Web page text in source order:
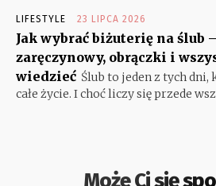
LIFESTYLE 23 LIPCA 2026
Jak wybrać biżuterię na ślub
zaręczynowy, obrączki i
wiedzieć Ślub to jeden z tych
całe życie. I choć liczy się przede
Może Ci się